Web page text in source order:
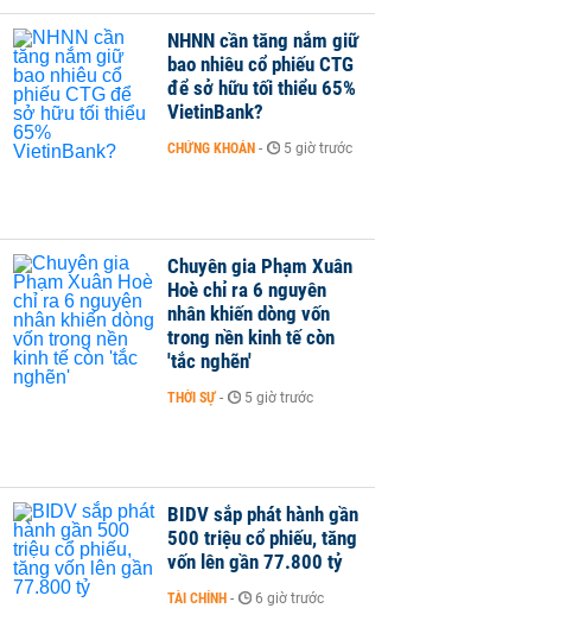
NHNN cần tăng nắm giữ
bao nhiêu cổ phiếu CTG
để sở hữu tối thiểu 65%
VietinBank?
CHỨNG KHOÁN - 5 giờ trước
Chuyên gia Phạm Xuân
Hoè chỉ ra 6 nguyên
nhân khiến dòng vốn
trong nền kinh tế còn
'tắc nghẽn'
THỜI SỰ - 5 giờ trước
BIDV sắp phát hành gần
500 triệu cổ phiếu, tăng
vốn lên gần 77.800 tỷ
TÀI CHÍNH - 6 giờ trước